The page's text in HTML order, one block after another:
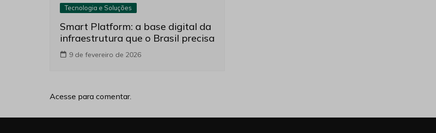
Tecnologia e Soluções
Smart Platform: a base digital da
infraestrutura que o Brasil precisa
9 de fevereiro de 2026
Acesse para comentar.